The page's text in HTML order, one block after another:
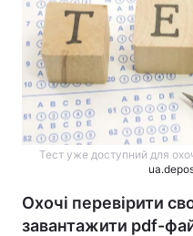
Тест уже доступний для
Охочі перевірити
завантажити pdf-